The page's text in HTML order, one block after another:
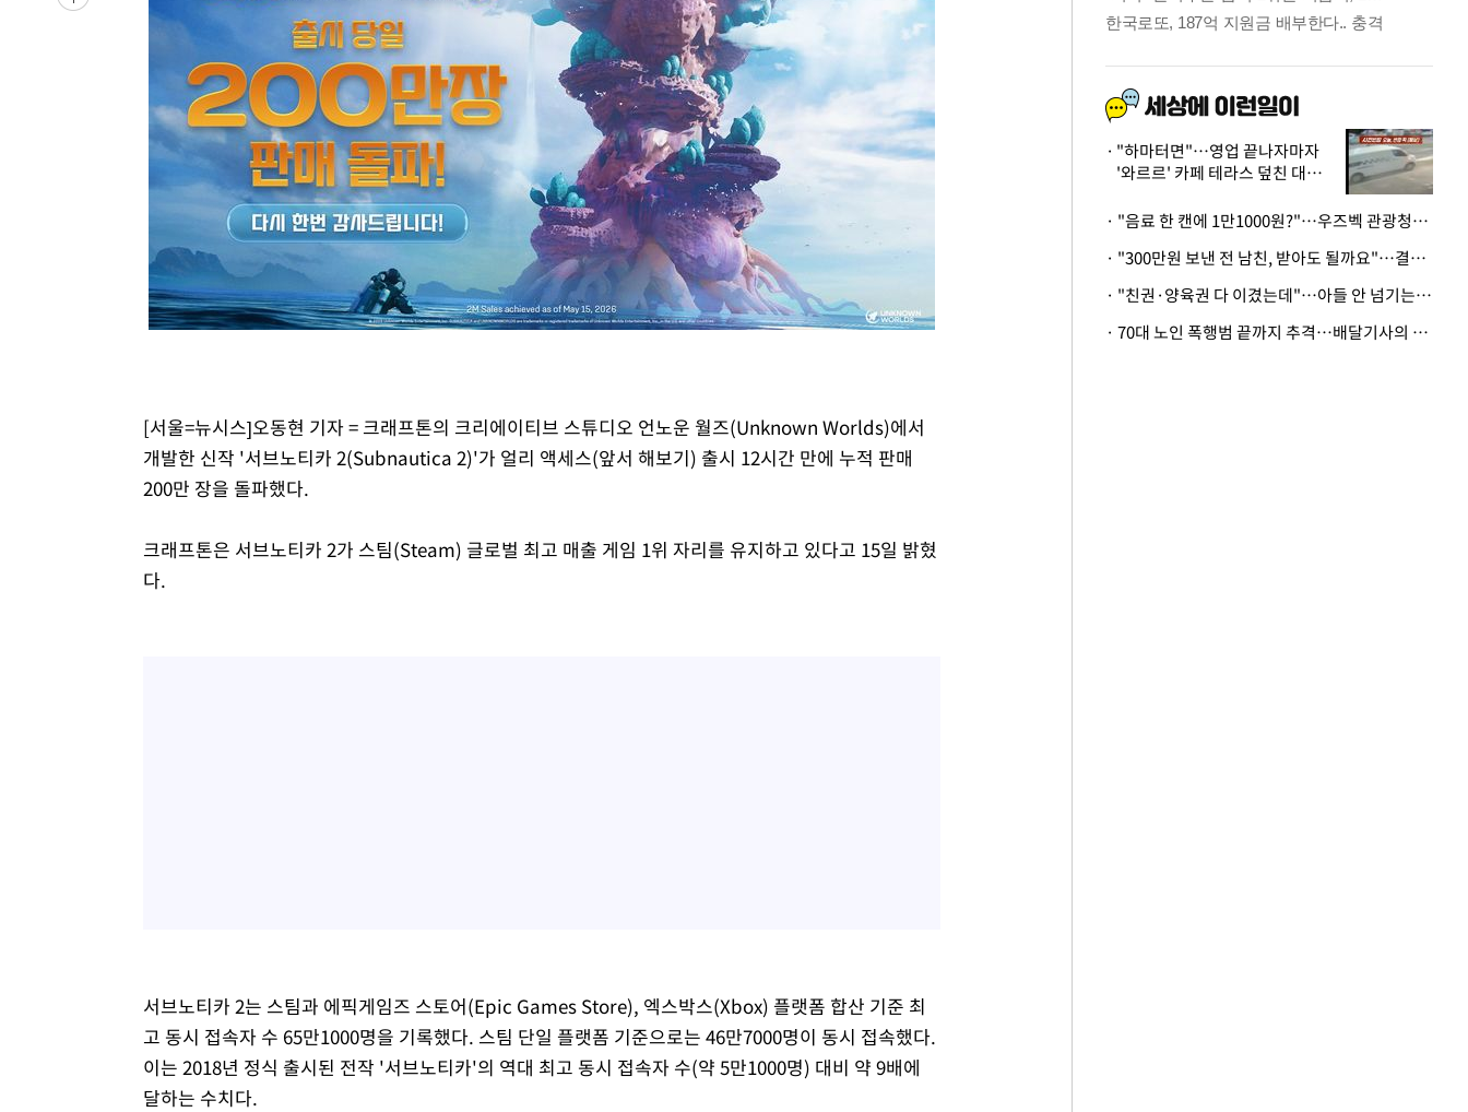
[서울=뉴시스]오동현 기자 = 크래프톤의 크리에이티브 스튜디오 언노운 월즈(Unknown Worlds)에서
개발한 신작 '서브노티카 2(Subnautica 2)'가 얼리 액세스(앞서 해보기) 출시 12시간 만에 누적 판매
200만 장을 돌파했다.
크래프톤은 서브노티카 2가 스팀(Steam) 글로벌 최고 매출 게임 1위 자리를 유지하고 있다고 15일 밝혔
다.
서브노티카 2는 스팀과 에픽게임즈 스토어(Epic Games Store), 엑스박스(Xbox) 플랫폼 합산 기준 최
고 동시 접속자 수 65만1000명을 기록했다. 스팀 단일 플랫폼 기준으로는 46만7000명이 동시 접속했다.
이는 2018년 정식 출시된 전작 '서브노티카'의 역대 최고 동시 접속자 수(약 5만1000명) 대비 약 9배에
달하는 수치다.
"하마터면"…영업 끝나자마자
'와르르' 카페 테라스 덮친 대리
· "음료 한 캔에 1만1000원?"…우즈벡 관광청까지 나섰다, 유튜버 폭로 후폭풍
· "300만원 보낸 전 남친, 받아도 될까요"…결혼 앞둔 예비신부의 뜻밖 고충
· "친권·양육권 다 이겼는데"…아들 안 넘기는 아내에 '강제집행' 가능할까
· 70대 노인 폭행범 끝까지 추격…배달기사의 용기, 추가 피해 막았다